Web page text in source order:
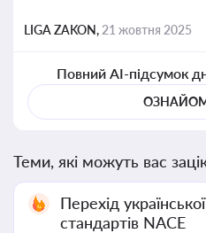
LIGA ZAKON, 21 жовтня 2025
Повний AI-підсумок
Теми, які можуть вас
Перехід
стандартів NACE